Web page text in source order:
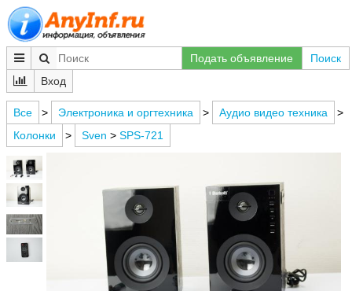
Подать объявление
Поиск
Вход
Все > Электроника и оргтехника > Аудио видео техника
>
Колонки
> Sven > SPS-721